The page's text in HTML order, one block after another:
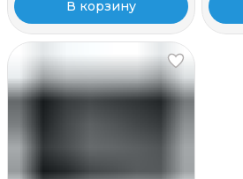
В корзину